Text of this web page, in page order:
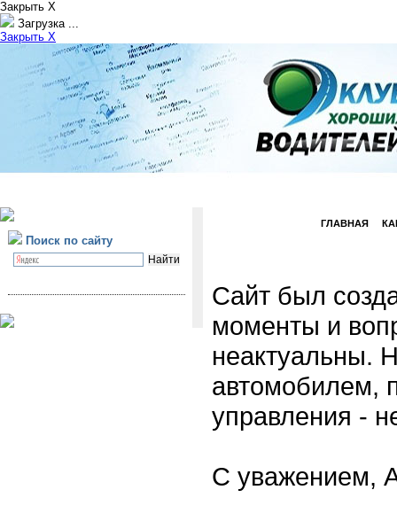
Закрыть X
Загрузка ...
Закрыть X
Поиск по сайту
ГЛАВНАЯ
Сайт был
моменты и
неактуальны.
автомобилем,
управления -
С уважением,